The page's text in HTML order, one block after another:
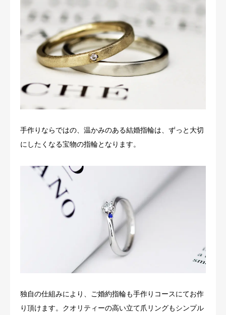
手作りならではの、温かみのある結婚指輪は、ずっと大切
にしたくなる宝物の指輪となります。
独自の仕組みにより、ご婚約指輪も手作りコースにてお作
り頂けます。クオリティーの高い立て爪リングもシンプル